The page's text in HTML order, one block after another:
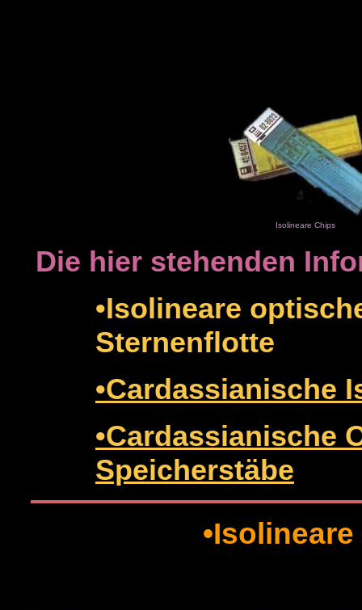
Isolineare Chips
Die hier stehenden
•Isolineare
Sternenflotte
•Cardassianische
•Cardassianische
Speicherstäbe